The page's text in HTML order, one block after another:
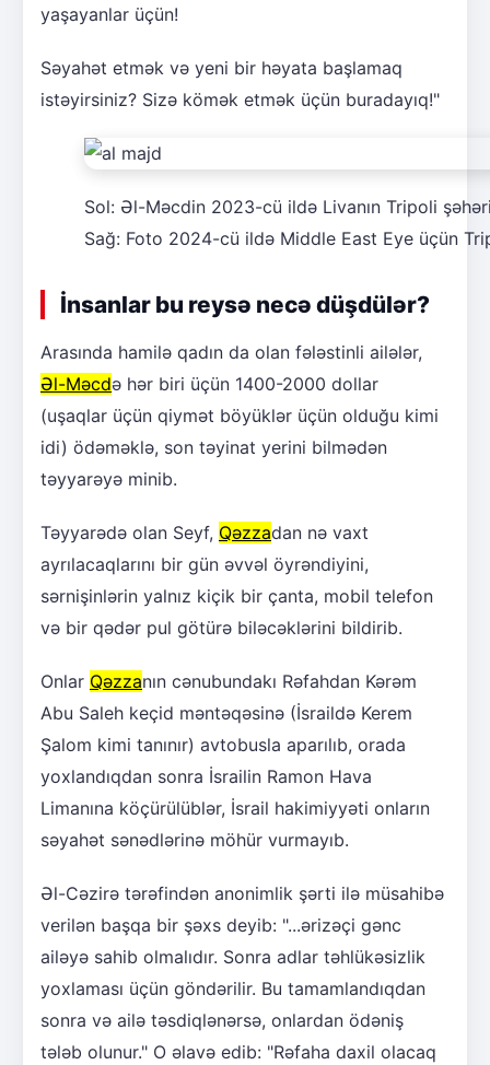
yaşayanlar üçün!
Səyahət etmək və yeni bir həyata başlamaq
istəyirsiniz? Sizə kömək etmək üçün buradayıq!"
Sol: Əl-Məcdin 2023-cü ildə Livanın Tripoli
Sağ: Foto 2024-cü ildə Middle East Eye üçün
İnsanlar bu reysə necə düşdülər?
Arasında hamilə qadın da olan fələstinli ailələr,
Əl-Məcdə hər biri üçün 1400-2000 dollar
(uşaqlar üçün qiymət böyüklər üçün olduğu kimi
idi) ödəməklə, son təyinat yerini bilmədən
təyyarəyə minib.
Təyyarədə olan Seyf, Qəzzadan nə vaxt
ayrılacaqlarını bir gün əvvəl öyrəndiyini,
sərnişinlərin yalnız kiçik bir çanta, mobil telefon
və bir qədər pul götürə biləcəklərini bildirib.
Onlar Qəzzanın cənubundakı Rəfahdan Kərəm
Abu Saleh keçid məntəqəsinə (İsraildə Kerem
Şalom kimi tanınır) avtobusla aparılıb, orada
yoxlandıqdan sonra İsrailin Ramon Hava
Limanına köçürülüblər, İsrail hakimiyyəti onların
səyahət sənədlərinə möhür vurmayıb.
Əl-Cəzirə tərəfindən anonimlik şərti ilə müsahibə
verilən başqa bir şəxs deyib: "...ərizəçi gənc
ailəyə sahib olmalıdır. Sonra adlar təhlükəsizlik
yoxlaması üçün göndərilir. Bu tamamlandıqdan
sonra və ailə təsdiqlənərsə, onlardan ödəniş
tələb olunur." O əlavə edib: "Rəfaha daxil olacaq